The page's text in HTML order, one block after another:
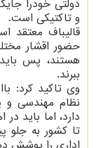
دولتی خودرا
و تاکتیکی است.
قالیباف معتقد
حضور اقشار
هستند، پس
ببرند.
وی تاکید کرد:
نظام مهندسی و
دارد، اما باید
تا کشور به